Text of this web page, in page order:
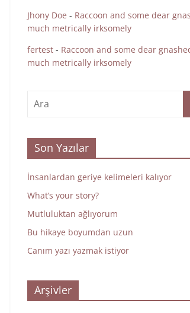
Jhony Doe - Raccoon and some dear
much metrically irksomely
fertest - Raccoon and some dear
much metrically irksomely
Son Yazılar
İnsanlardan geriye kelimeleri kalıyor
What’s your story?
Mutluluktan ağlıyorum
Bu hikaye boyumdan uzun
Canım yazı yazmak istiyor
Arşivler